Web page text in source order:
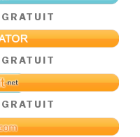
GRATUIT
GRATUIT
GRATUIT